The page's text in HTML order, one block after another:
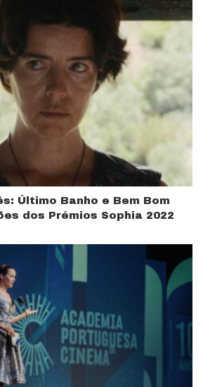
Último Banho e Bem Bom
dos Prémios Sophia 2022